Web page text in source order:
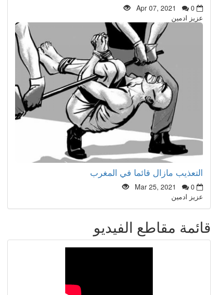
Apr 07, 2021
0
عزيز ادمين
التعذيب مازال قائما في المغرب
Mar 25, 2021
0
عزيز ادمين
قائمة مقاطع الفيديو